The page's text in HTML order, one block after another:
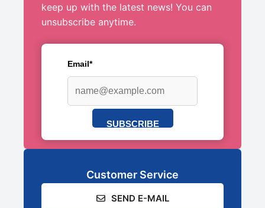
keep up with the latest news! You can
unsubscribe anytime.
Email*
SUBSCRIBE
Customer Service
SEND E-MAIL